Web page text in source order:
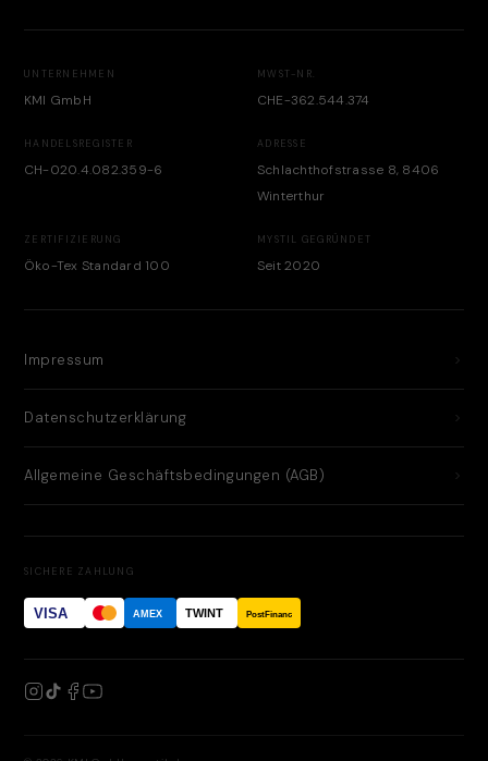
UNTERNEHMEN
KMI GmbH
MWST-NR.
CHE-362.544.374
HANDELSREGISTER
CH-020.4.082.359-6
ADRESSE
Schlachthofstrasse 8, 8406
Winterthur
ZERTIFIZIERUNG
Öko-Tex Standard 100
MYSTIL GEGRÜNDET
Seit 2020
Impressum
Datenschutzerklärung
Allgemeine Geschäftsbedingungen (AGB)
SICHERE ZAHLUNG
VISA AMEX TWINT PostFinance